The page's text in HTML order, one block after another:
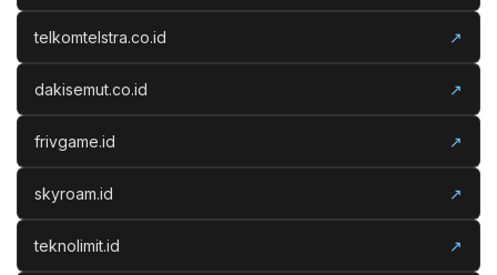
telkomtelstra.co.id ↗
dakisemut.co.id ↗
frivgame.id ↗
skyroam.id ↗
teknolimit.id ↗